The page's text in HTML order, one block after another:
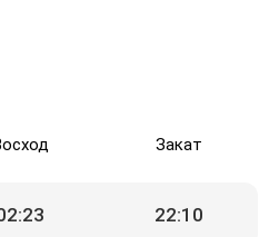
Закат
22:10